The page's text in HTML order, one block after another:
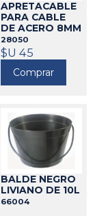
APRETACABLE
PARA CABLE
DE ACERO 8MM
28050
$U 45
Comprar
BALDE NEGRO
LIVIANO DE 10L
66004